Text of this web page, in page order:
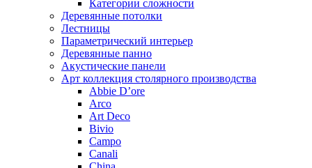
Категории сложности
Деревянные потолки
Лестницы
Параметрический интерьер
Деревянные панно
Акустические панели
Арт коллекция столярного производства
Abbie D’ore
Arco
Art Deco
Bivio
Campo
Canali